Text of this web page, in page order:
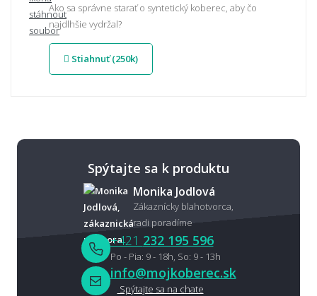
Ako sa správne starať o syntetický koberec, aby čo
najdlhšie vydržal?
Stiahnuť (250k)
Spýtajte sa k produktu
Monika Jodlová
Zákaznícky blahotvorca,
radi poradíme
+421 232 195 596
Po - Pia: 9 - 18h, So: 9 - 13h
info@mojkoberec.sk
Spýtajte sa na chate